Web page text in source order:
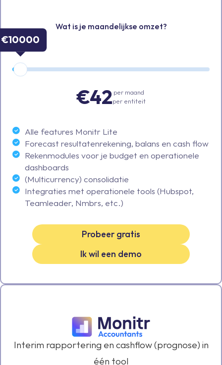
Wat is je maandelijkse omzet?
€10000
€42 per maand
per entiteit
Alle features Monitr Lite
Forecast resultatenrekening, balans en cash flow
Rekenmodules voor je budget en operationele
dashboards
(Multicurrency) consolidatie
Integraties met operationele tools (Hubspot,
Teamleader, Nmbrs, etc.)
Probeer gratis
Ik wil een demo
Interim rapportering en cashflow (prognose) in
één tool